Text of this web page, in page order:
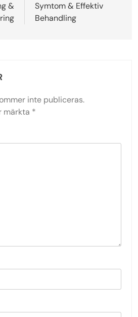
&
Symtom & Effektiv
Behandling
inte publiceras.
märkta *